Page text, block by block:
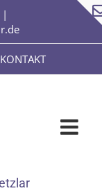
|
KONTAKT